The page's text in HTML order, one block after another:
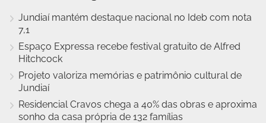
Jundiaí mantém destaque nacional no Ideb com nota
7,1
Espaço Expressa recebe festival gratuito de Alfred
Hitchcock
Projeto valoriza memórias e patrimônio cultural de
Jundiaí
Residencial Cravos chega a 40% das obras e aproxima
sonho da casa própria de 132 famílias